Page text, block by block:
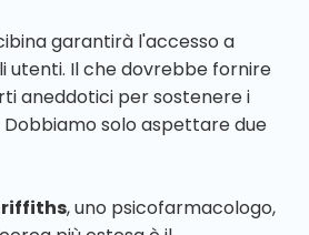
garantirà l'accesso a
utenti. Il che dovrebbe fornire
aneddotici per sostenere i
solo aspettare due
, uno psicofarmacologo,